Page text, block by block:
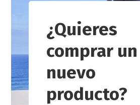
¿Quieres
comprar un
nuevo
producto?